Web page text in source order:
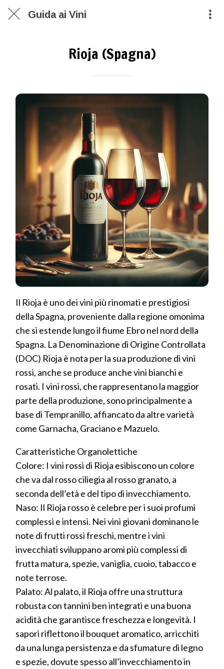
Guida ai Vini
Rioja (Spagna)
Il Rioja è uno dei vini più rinomati e prestigiosi
della Spagna, proveniente dalla regione omonima
che si estende lungo il fiume Ebro nel nord della
Spagna. La Denominazione di Origine Controllata
(DOC) Rioja è nota per la sua produzione di vini
rossi, anche se produce anche vini bianchi e
rosati. I vini rossi, che rappresentano la maggior
parte della produzione, sono principalmente a
base di Tempranillo, affiancato da altre varietà
come Garnacha, Graciano e Mazuelo.
Caratteristiche Organolettiche
Colore: I vini rossi di Rioja esibiscono un colore
che va dal rosso ciliegia al rosso granato, a
seconda dell’età e del tipo di invecchiamento.
Naso: Il Rioja rosso è celebre per i suoi profumi
complessi e intensi. Nei vini giovani dominano le
note di frutti rossi freschi, mentre i vini
invecchiati sviluppano aromi più complessi di
frutta matura, spezie, vaniglia, cuoio, tabacco e
note terrose.
Palato: Al palato, il Rioja offre una struttura
robusta con tannini ben integrati e una buona
acidità che garantisce freschezza e longevità. I
sapori riflettono il bouquet aromatico, arricchiti
da una lunga persistenza e da sfumature di legno
e spezie, dovute spesso all’invecchiamento in